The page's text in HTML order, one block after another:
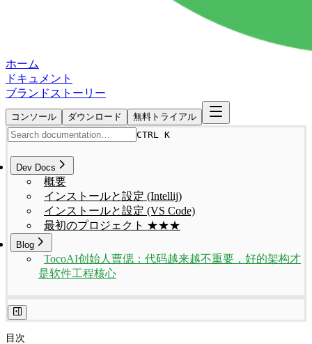
ホーム
ドキュメント
ブランドストーリー
コンソール ダウンロード
無料トライアル
CTRL K
Dev Docs
概要
インストールと設定 (Intellij)
インストールと設定 (VS Code)
最初のプロジェクト ★★★
Blog
TocoAI创始人曹偲：代码越来越不重要，好的架构才
是软件工程核心
目次